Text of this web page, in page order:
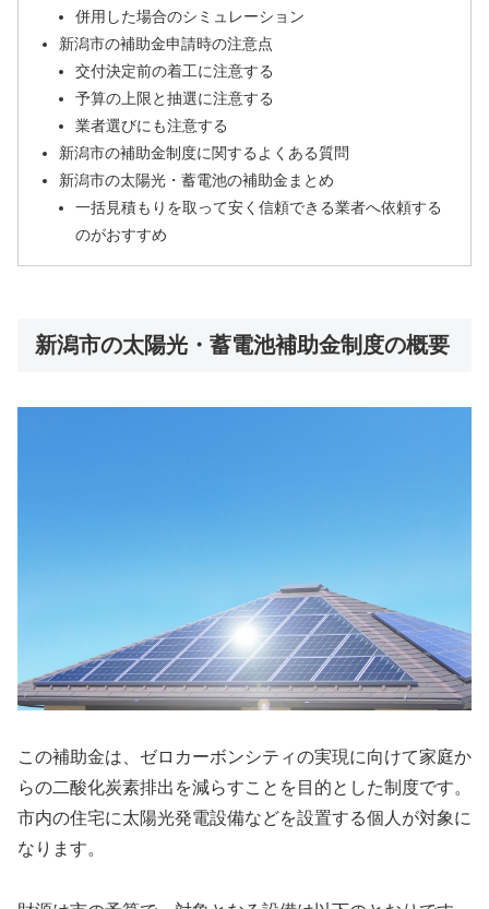
併用した場合のシミュレーション
新潟市の補助金申請時の注意点
交付決定前の着工に注意する
予算の上限と抽選に注意する
業者選びにも注意する
新潟市の補助金制度に関するよくある質問
新潟市の太陽光・蓄電池の補助金まとめ
一括見積もりを取って安く信頼できる業者へ依頼する
のがおすすめ
新潟市の太陽光・蓄電池補助金制度の概要
この補助金は、ゼロカーボンシティの実現に向けて家庭か
らの二酸化炭素排出を減らすことを目的とした制度です。
市内の住宅に太陽光発電設備などを設置する個人が対象に
なります。